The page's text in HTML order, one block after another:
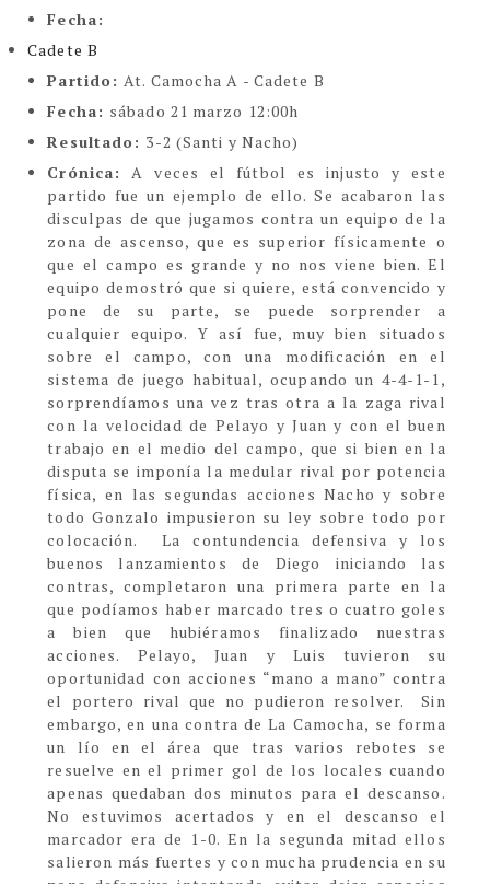
Fecha:
Cadete B
Partido:At. Camocha A - Cadete B
Fecha: sábado 21 marzo 12:00h
Resultado: 3-2 (Santi y Nacho)
Crónica:
A veces el fútbol es injusto y este
partido fue un ejemplo de ello. Se acabaron las
disculpas de que jugamos contra un equipo de la
zona de ascenso, que es superior físicamente o
que el campo es grande y no nos viene bien. El
equipo demostró que si quiere, está convencido y
pone de su parte, se puede sorprender a
cualquier equipo. Y así fue, muy bien situados
sobre el campo, con una modificación en el
sistema de juego habitual, ocupando un 4-4-1-1,
sorprendíamos una vez tras otra a la zaga rival
con la velocidad de Pelayo y Juan y con el buen
trabajo en el medio del campo, que si bien en la
disputa se imponía la medular rival por potencia
física, en las segundas acciones Nacho y sobre
todo Gonzalo impusieron su ley sobre todo por
colocación.
La contundencia defensiva y los
buenos lanzamientos de Diego iniciando las
contras, completaron una primera parte en la
que podíamos haber marcado tres o cuatro goles
a bien que hubiéramos finalizado nuestras
acciones. Pelayo, Juan y Luis tuvieron su
oportunidad con acciones “mano a mano” contra
el portero rival que no pudieron resolver.
Sin
embargo, en una contra de La Camocha, se forma
un lío en el área que tras varios rebotes se
resuelve en el primer gol de los locales cuando
apenas quedaban dos minutos para el descanso.
No estuvimos acertados y en el descanso el
marcador era de 1-0. En la segunda mitad ellos
salieron más fuertes y con mucha prudencia en su